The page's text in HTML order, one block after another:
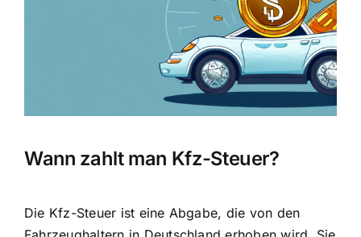
Wann zahlt man Kfz-Steuer?
Die Kfz-Steuer ist eine Abgabe, die von den